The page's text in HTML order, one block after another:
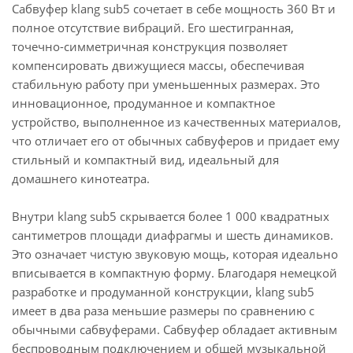
Сабвуфер klang sub5 сочетает в себе мощность 360 Вт и
полное отсутствие вибраций. Его шестигранная,
точечно-симметричная конструкция позволяет
компенсировать движущиеся массы, обеспечивая
стабильную работу при уменьшенных размерах. Это
инновационное, продуманное и компактное
устройство, выполненное из качественных материалов,
что отличает его от обычных сабвуферов и придает ему
стильный и компактный вид, идеальный для
домашнего кинотеатра.
Внутри klang sub5 скрывается более 1 000 квадратных
сантиметров площади диафрагмы и шесть динамиков.
Это означает чистую звуковую мощь, которая идеально
вписывается в компактную форму. Благодаря немецкой
разработке и продуманной конструкции, klang sub5
имеет в два раза меньшие размеры по сравнению с
обычными сабвуферами. Сабвуфер обладает активным
беспроводным подключением и общей музыкальной